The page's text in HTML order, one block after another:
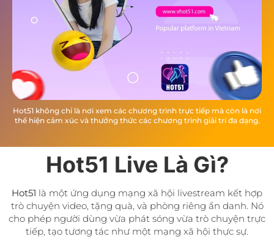
Hot51 không chỉ là nơi xem các chương trình trực tiếp mà còn là nơi
thể hiện cảm xúc và thưởng thức các chương trình giải trí đa dạng.
Hot51 Live Là Gì?
Hot51 là một ứng dụng mạng xã hội livestream kết hợp
trò chuyện video, tặng quà, và phòng riêng ẩn danh. Nó
cho phép người dùng vừa phát sóng vừa trò chuyện trực
tiếp, tạo tương tác như một mạng xã hội thực sự.